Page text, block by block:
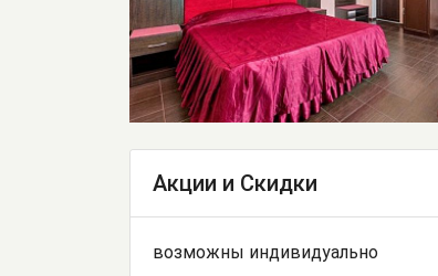
Акции и Скидки
возможны индивидуально